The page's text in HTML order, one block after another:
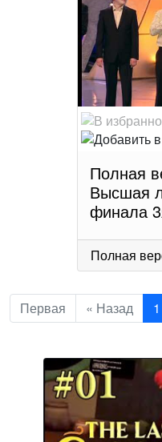
Полная
Высшая
финала
Полная
Первая « Назад 1